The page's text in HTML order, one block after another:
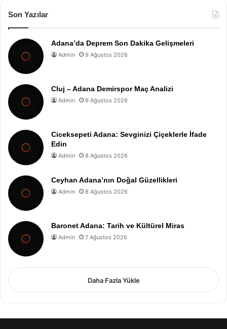
Son Yazılar
Adana’da Deprem Son Dakika Gelişmeleri
Admin 9 Ağustos 2026
Cluj – Adana Demirspor Maç Analizi
Admin 9 Ağustos 2026
Ciceksepeti Adana: Sevginizi Çiçeklerle İfade
Edin
Admin 8 Ağustos 2026
Ceyhan Adana’nın Doğal Güzellikleri
Admin 8 Ağustos 2026
Baronet Adana: Tarih ve Kültürel Miras
Admin 7 Ağustos 2026
Daha Fazla Yükle